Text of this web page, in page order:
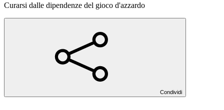
Curarsi dalle dipendenze del gioco d'azzardo
Condividi